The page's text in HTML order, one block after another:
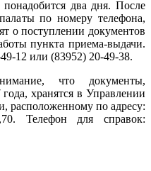
два дня. После
по номеру телефона,
о поступлении документов
пункта приема-выдачи.
12 или (83952) 20-49-38.
что документы,
хранятся в Управлении
расположенному по адресу:
Телефон для справок: